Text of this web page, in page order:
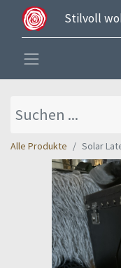
Stilvoll
Alle Produkte Solar